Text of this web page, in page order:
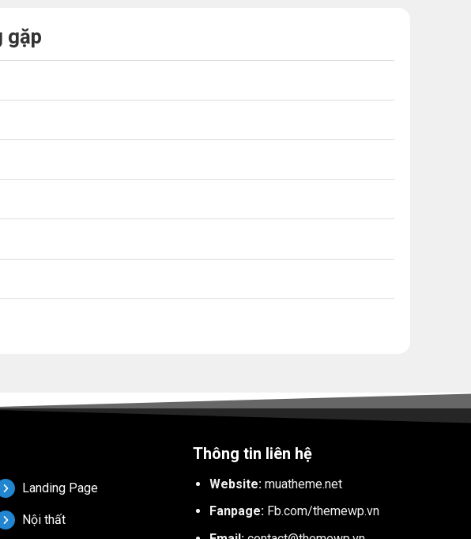
gặp
Landing Page
Nội thất
Thông tin liên hệ
Website: muatheme.net
Fanpage: Fb.com/themewp.vn